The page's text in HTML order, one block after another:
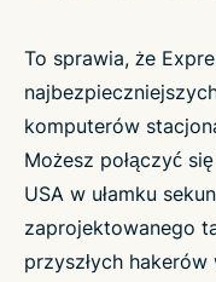
To sprawia, że
komputerów
Możesz połączyć
USA w ułamku
zaprojektowanego
przyszłych